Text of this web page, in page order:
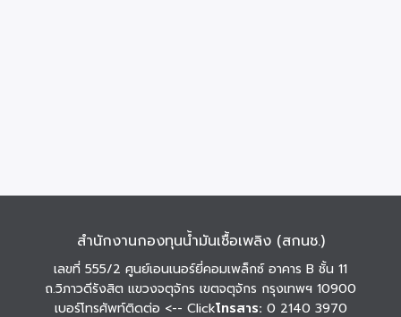
สำนักงานกองทุนน้ำมันเชื้อเพลิง (สกนช.)
เลขที่ 555/2 ศูนย์เอนเนอร์ยี่คอมเพล็กซ์ อาคาร B ชั้น 11
ถ.วิภาวดีรังสิต แขวงจตุจักร เขตจตุจักร กรุงเทพฯ 10900
เบอร์โทรศัพท์ติดต่อ <-- Clickโทรสาร: 0 2140 3970